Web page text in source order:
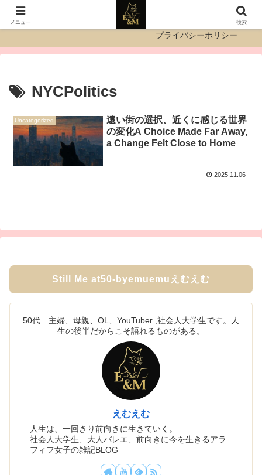
プライバシーポリシー
NYCPolitics
Uncategorized
遠い街の選択、近くに感じる世界
の変化A Choice Made Far Away,
a Change Felt Close to Home
2025.11.06
Still Me at50-byemuemuえむえむ
50代 主婦、母親、OL、YouTuber ,社会人大学生です。人
生の後半だからこそ語れるものがある。
えむえむ
人生は、一回きり前向きに生きていく。
社会人大学生、大人バレエ、前向きに今を生きるアラ
フィフ女子の雑記BLOG
メニュー 検索